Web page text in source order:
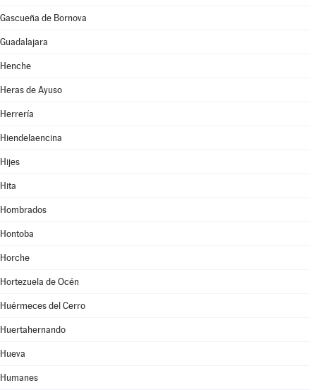
Gascueña de Bornova
Guadalajara
Henche
Heras de Ayuso
Herrería
Hiendelaencina
Hijes
Hita
Hombrados
Hontoba
Horche
Hortezuela de Océn
Huérmeces del Cerro
Huertahernando
Hueva
Humanes